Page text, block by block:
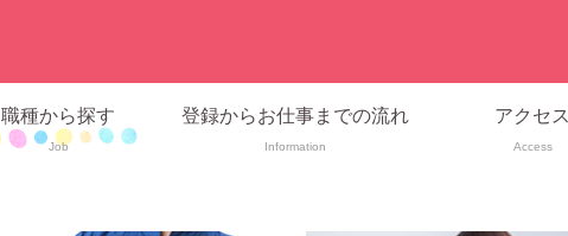
職種から探す
Job
登録からお仕事までの流れ
Information
アクセス
Access